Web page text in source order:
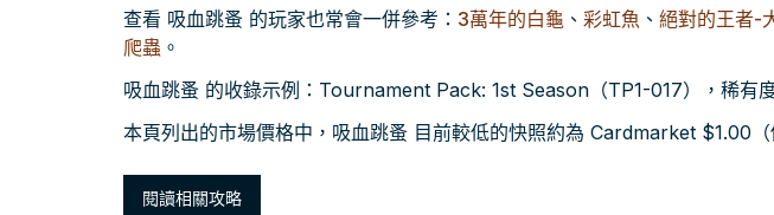
查看 吸血跳蚤 的玩家也常會一併參考： 3萬年的白龜 、 彩虹魚 、 絕對的王者-
爬蟲 。
吸血跳蚤 的收錄示例：Tournament Pack: 1st Season（TP1-017），稀有
本頁列出的市場價格中，吸血跳蚤 目前較低的快照約為 Cardmarket $1.00（
閱讀相關攻略